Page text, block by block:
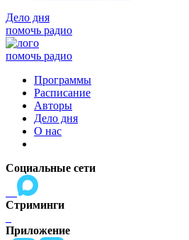
Дело дня
помочь радио
помочь радио
Программы
Расписание
Авторы
Дело дня
О нас
Социальные сети
Стриминги
Приложение